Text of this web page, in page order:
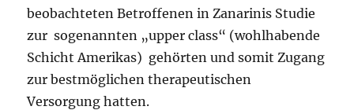
beobachteten Betroffenen in Zanarinis Studie
zur sogenannten „upper class“ (wohlhabende
Schicht Amerikas) gehörten und somit Zugang
zur bestmöglichen therapeutischen
Versorgung hatten.